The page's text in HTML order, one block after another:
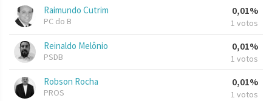
Raimundo Cutrim
PC do B
0,01%
1 votos
Reinaldo Melônio
PSDB
0,01%
1 votos
Robson Rocha
PROS
0,01%
1 votos